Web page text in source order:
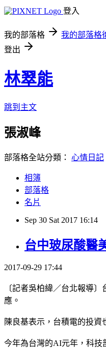
登入
我的部落格 我的部落格
登出
林翠能
跳到主文
張淑峰
部落格全站分類： 心情日記
相簿
部落格
名片
Sep 30 Sat 2017 16:14
台中玻尿酸醫
2017-09-29 17:44
〔記者吳柏緯／台北報導
應。
陳良基表示，台積電的投
今年為台灣的AI元年，科技